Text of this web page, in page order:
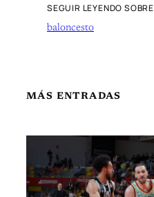
SEGUIR LEYENDO SOBRE
baloncesto
MÁS ENTRADAS